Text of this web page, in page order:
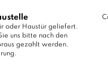
oder Haustür geliefert.
uns bitte nach den
gezahlt werden.